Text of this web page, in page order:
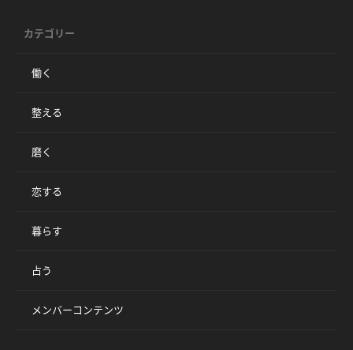
カテゴリー
働く
整える
磨く
恋する
暮らす
占う
メンバーコンテンツ